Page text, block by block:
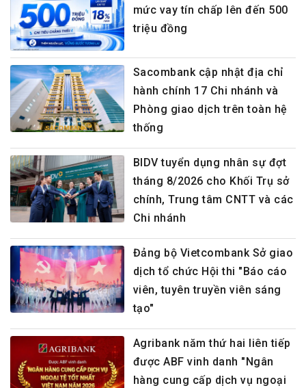
mức vay tín chấp lên đến 500
triệu đồng
Sacombank cập nhật địa chỉ
hành chính 17 Chi nhánh và
Phòng giao dịch trên toàn hệ
thống
BIDV tuyển dụng nhân sự đợt
tháng 8/2026 cho Khối Trụ sở
chính, Trung tâm CNTT và các
Chi nhánh
Đảng bộ Vietcombank Sở giao
dịch tổ chức Hội thi "Báo cáo
viên, tuyên truyền viên sáng
tạo"
Agribank năm thứ hai liên tiếp
được ABF vinh danh "Ngân
hàng cung cấp dịch vụ ngoại